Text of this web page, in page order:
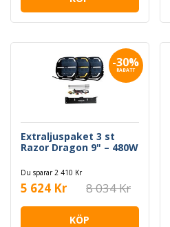
-30%
RABATT
Extraljuspaket 3 st
Razor Dragon 9" – 480W
Du sparar 2 410 Kr
5 624 Kr 8 034 Kr
KÖP